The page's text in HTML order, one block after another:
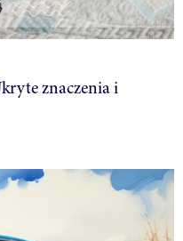
znaczenia i